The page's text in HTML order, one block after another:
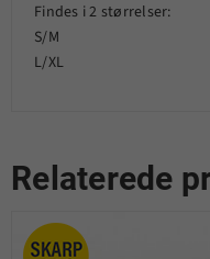
Findes i 2 størrelser:
S/M
L/XL
Relaterede